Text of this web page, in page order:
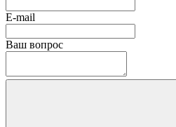
E-mail
Ваш вопрос